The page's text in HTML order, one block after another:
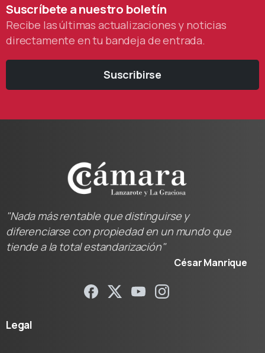
Suscríbeteanuestro boletín
Recibe las últimas actualizaciones y noticias
directamente en tu bandeja de entrada.
Suscribirse
"Nada más rentable que distinguirse y
diferenciarse con propiedad en un mundo que
tiende a la total estandarización"
César Manrique
Legal